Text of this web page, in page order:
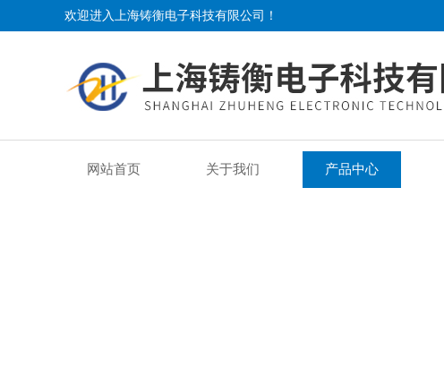
欢迎进入上海铸衡电子科技有限公司！
网站首页 关于我们 产品中心